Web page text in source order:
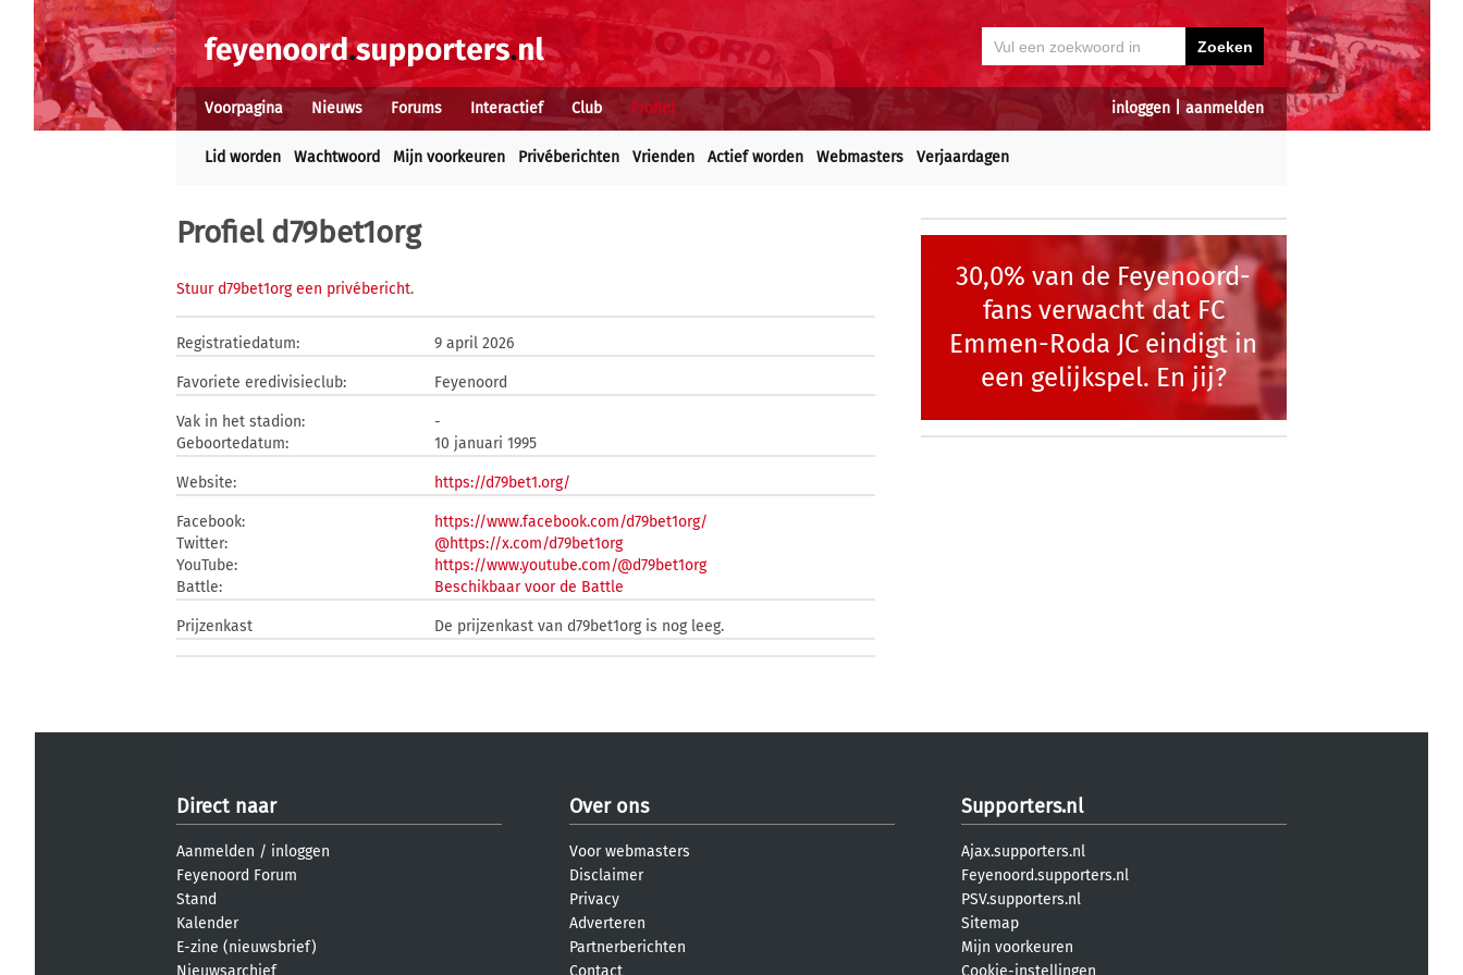
inloggen aanmelden
Voorpagina Nieuws Forums Interactief Club Profiel
Lid worden Wachtwoord Mijn voorkeuren Privéberichten Vrienden Actief worden Webmasters Verjaardagen
Profiel d79bet1org
Stuur d79bet1org een privébericht.
Registratiedatum: 9 april 2026
Favoriete eredivisieclub: Feyenoord
Vak in het stadion:
-
Geboortedatum:
10 januari 1995
Website: https://d79bet1.org/
Facebook:
https://www.facebook.com/d79bet1org/
Twitter:
@https://x.com/d79bet1org
YouTube:
https://www.youtube.com/@d79bet1org
Battle:
Beschikbaar voor de Battle
Prijzenkast De prijzenkast van d79bet1org is nog leeg.
30,0% van de Feyenoord-
fans verwacht dat FC
Emmen-Roda JC eindigt in
een gelijkspel. En jij?
Direct naar
Aanmelden / inloggen
Feyenoord Forum
Stand
Kalender
E-zine (nieuwsbrief)
Nieuwsarchief
Over ons
Voor webmasters
Disclaimer
Privacy
Adverteren
Partnerberichten
Contact
Supporters.nl
Ajax.supporters.nl
Feyenoord.supporters.nl
PSV.supporters.nl
Sitemap
Mijn voorkeuren
Cookie-instellingen